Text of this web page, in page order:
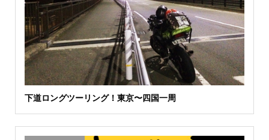
下道ロングツーリング！東京〜四国一周